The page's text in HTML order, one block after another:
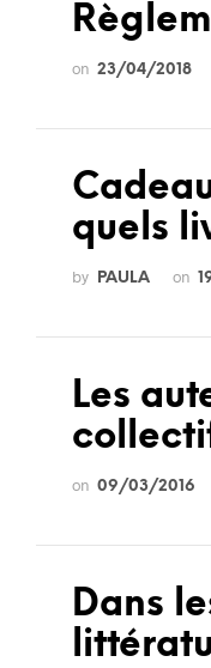
on 23/04/2018
quels
by PAULA on
Les
on 09/03/2016
Dans